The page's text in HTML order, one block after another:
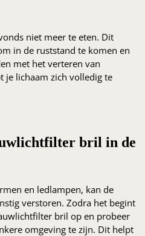
niet meer te eten. Dit
in de ruststand te komen en
met het verteren van
je lichaam zich volledig te
bril in de
en ledlampen, kan de
verstoren. Zodra het begint
bril op en probeer
omgeving te zijn. Dit helpt